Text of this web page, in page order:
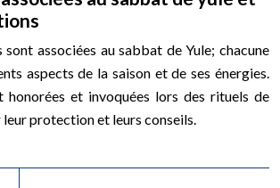
sont associées au sabbat de Yule; chacune
aspects de la saison et de ses énergies.
honorées et invoquées lors des rituels de
leur protection et leurs conseils.